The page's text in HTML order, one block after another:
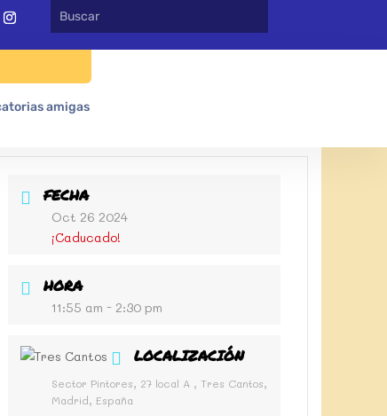
amigas
FECHA
Oct 26 2024
¡Caducado!
HORA
11:55 am - 2:30 pm
LOCALIZACIÓN
Sector Pintores, 27 local A , Tres Cantos,
Madrid, España